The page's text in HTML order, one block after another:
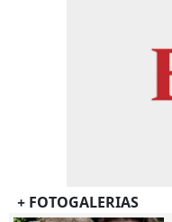
+ FOTOGALERIAS